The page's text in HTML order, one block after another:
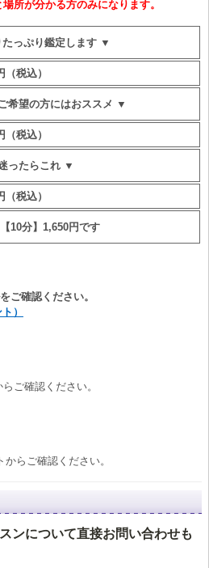
所が分かる方のみになります。
っぷり鑑定します ▼
（税込）
希望の方にはおススメ ▼
（税込）
ったらこれ ▼
（税込）
10分】1,650円です
ご確認ください。
）
ご確認ください。
らご確認ください。
ンについて直接お問い合わせも